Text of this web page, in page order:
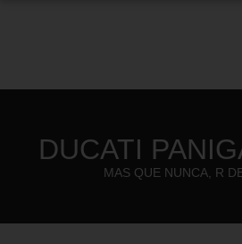
DUCATI
MAS QUE NUNCA, R